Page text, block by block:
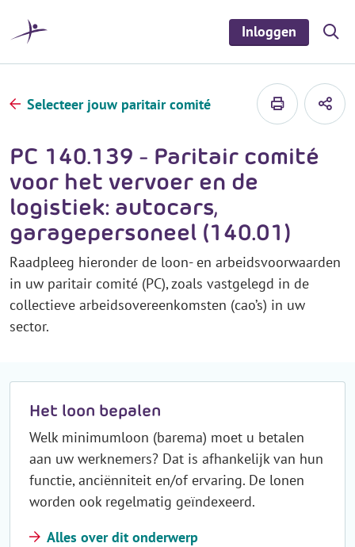
h
Inloggen
S
/
i
Selecteer jouw paritair comité
PC 140.139 - Paritair comité
voor het vervoer en de
logistiek: autocars,
garagepersoneel (140.01)
Raadpleeg hieronder de loon- en arbeidsvoorwaarden
in uw paritair comité (PC), zoals vastgelegd in de
collectieve arbeidsovereenkomsten (cao’s) in uw
sector.
Het loon bepalen
Welk minimumloon (barema) moet u betalen
aan uw werknemers? Dat is afhankelijk van hun
functie, anciënniteit en/of ervaring. De lonen
worden ook regelmatig geïndexeerd.
Alles over dit onderwerp